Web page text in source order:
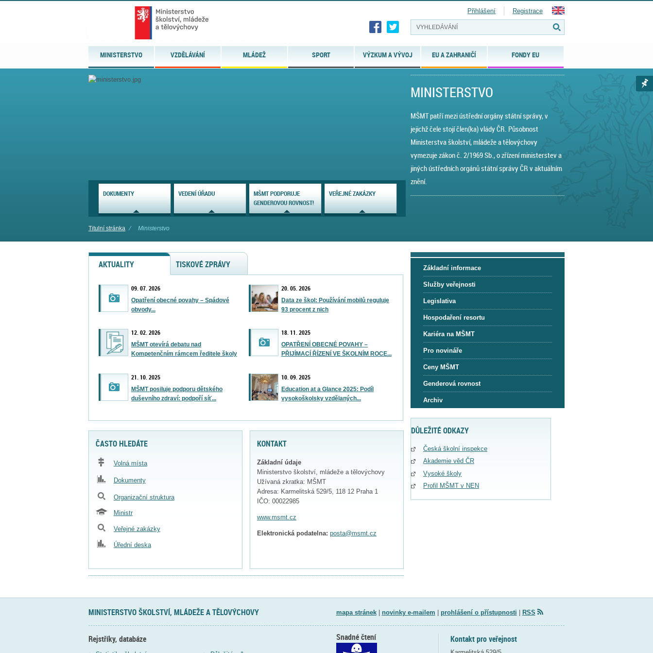
MINISTERSTVO VZDĚLÁVÁNÍ MLÁDEŽ SPORT VÝZKUM A VÝVOJ EU A ZAHRANIČÍ FONDY EU
Přihlášení Registrace
MINISTERSTVO
MŠMT patří mezi ústřední orgány státní správy, v
jejichž čele stojí člen(ka) vlády ČR. Působnost
Ministerstva školství, mládeže a tělovýchovy
vymezuje zákon č. 2/1969 Sb., o zřízení ministerstev a
jiných ústředních orgánů státní správy ČR v aktuálním
znění.
DOKUMENTY VEDENÍ ÚŘADU
MŠMT PODPORUJE
GENDEROVOU ROVNOST!
VEŘEJNÉ ZAKÁZKY
Titulní stránka ⁄ Ministerstvo
AKTUALITY TISKOVÉ ZPRÁVY
09. 07. 2026
Opatření obecné povahy – Spádové
obvody...
20. 05. 2026
Data ze škol: Používání mobilů reguluje
93 procent z nich
12. 02. 2026
MŠMT otevírá debatu nad
Kompetenčním rámcem ředitele školy
18. 11. 2025
OPATŘENÍ OBECNÉ POVAHY –
PŘIJÍMACÍ ŘÍZENÍ VE ŠKOLNÍM ROCE...
21. 10. 2025
MŠMT posiluje podporu dětského
duševního zdraví: podpoří síť...
10. 09. 2025
Education at a Glance 2025: Podíl
vysokoškolsky vzdělaných...
ČASTO HLEDÁTE
Volná místa
Dokumenty
Organizační struktura
Ministr
Veřejné zakázky
Úřední deska
KONTAKT
Základní údaje
Ministerstvo školství, mládeže a tělovýchovy
Užívaná zkratka: MŠMT
Adresa: Karmelitská 529/5, 118 12 Praha 1
IČO: 00022985
www.msmt.cz
Elektronická podatelna: posta@msmt.cz
Základní informace
Služby veřejnosti
Legislativa
Hospodaření resortu
Kariéra na MŠMT
Pro novináře
Ceny MŠMT
Genderová rovnost
Archiv
DŮLEŽITÉ ODKAZY
Česká školní inspekce
Akademie věd ČR
Vysoké školy
Profil MŠMT v NEN
MINISTERSTVO ŠKOLSTVÍ, MLÁDEŽE A TĚLOVÝCHOVY mapa stránek| novinky e-mailem | prohlášení o přístupnosti | RSS
Rejstříky, databáze Kontakt pro veřejnost
Snadné čtení